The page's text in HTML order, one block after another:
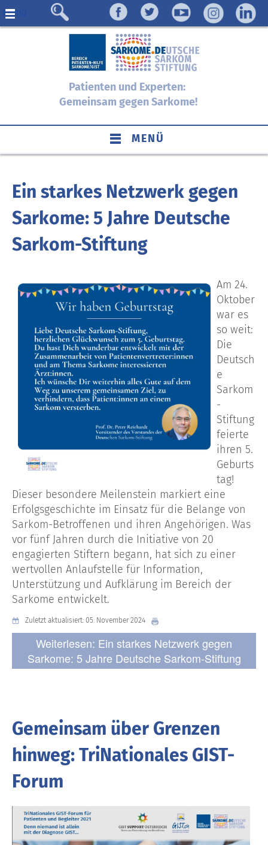
Menü
Patienten und Experten:
Gemeinsam gegen Sarkome!
MENÜ
Ein starkes Netzwerk gegen
Sarkome: 5 Jahre Deutsche
Sarkom-Stiftung
Am 24.
Oktober
war es
so weit:
Die
Deutsch
e
Sarkom
-
Stiftung
feierte
ihren 5.
Geburts
tag!
Dieser besondere Meilenstein markiert eine
Erfolgsgeschichte im Einsatz für die Belange von
Sarkom-Betroffenen und ihren Angehörigen. Was
vor fünf Jahren durch die Initiative von 20
engagierten Stiftern begann, hat sich zu einer
wertvollen Anlaufstelle für Information,
Unterstützung und Aufklärung im Bereich der
Sarkome entwickelt.
Zuletzt aktualisiert: 05. November 2024
Weiterlesen: Ein starkes Netzwerk gegen
Sarkome: 5 Jahre Deutsche Sarkom-Stiftung
Gemeinsam über Grenzen
hinweg: TriNationales GIST-
Forum